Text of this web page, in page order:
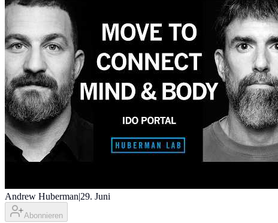
Andrew Huberman|29. Juni
Abonnieren